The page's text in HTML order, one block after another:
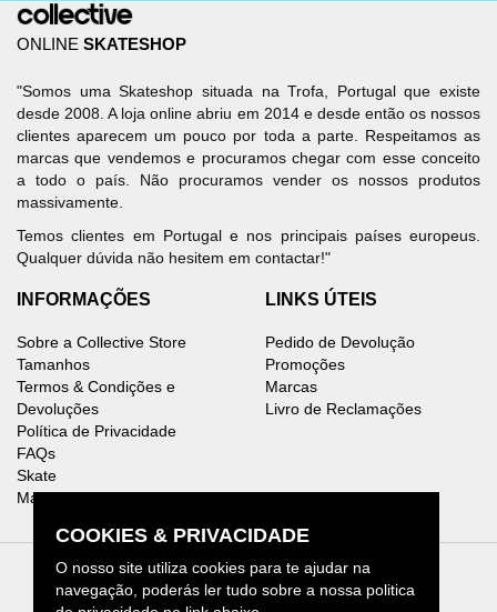
ONLINE SKATESHOP
"Somos uma Skateshop situada na Trofa, Portugal que existe
desde 2008. A loja online abriu em 2014 e desde então os nossos
clientes aparecem um pouco por toda a parte. Respeitamos as
marcas que vendemos e procuramos chegar com esse conceito
a todo o país. Não procuramos vender os nossos produtos
massivamente.
Temos clientes em Portugal e nos principais países europeus.
Qualquer dúvida não hesitem em contactar!"
INFORMAÇÕES
Sobre a Collective Store
Tamanhos
Termos & Condições e
Devoluções
Política de Privacidade
FAQs
Skate
Mapa do Site
LINKS ÚTEIS
Pedido de Devolução
Promoções
Marcas
Livro de Reclamações
COOKIES & PRIVACIDADE
O nosso site utiliza cookies para te ajudar na
navegação, poderás ler tudo sobre a nossa politica